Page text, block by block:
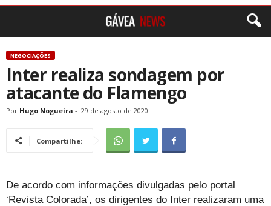
NEGOCIAÇÕES
Inter realiza sondagem por
atacante do Flamengo
Por Hugo Nogueira - 29 de agosto de 2020
Compartilhe:
De acordo com informações divulgadas pelo portal
‘Revista Colorada’, os dirigentes do Inter realizaram uma